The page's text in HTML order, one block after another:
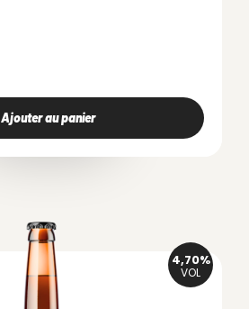
Ajouter au panier
4,70%
VOL